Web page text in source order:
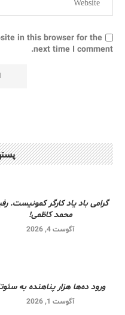
in this browser for the
next time I comment.
گرامی باد یاد کارگر کمونیست.
محمد کاظمی!
آگوست 4, 2026
ورود ده‌ها هزار پناهنده به
آگوست 1, 2026